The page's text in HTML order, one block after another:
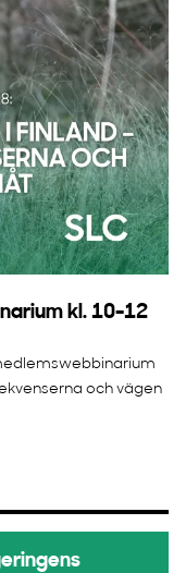
kl. 10-12
och vägen